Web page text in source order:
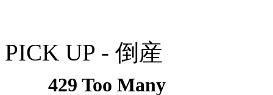
PICK UP - 倒産